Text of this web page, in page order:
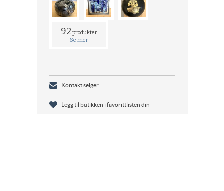
92 produkter
Se mer
Kontakt selger
Legg til butikken i favorittlisten din